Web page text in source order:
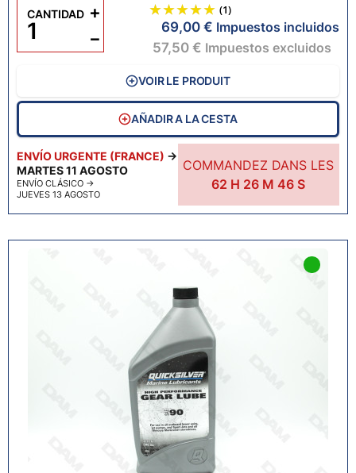
ENVÍO URGENTE (FRANCE) →
MARTES 11 AGOSTO
ENVÍO CLÁSICO →
JUEVES 13 AGOSTO
COMMANDEZ DANS LES
62 H 26 M45 S
(1)
69,00 € Impuestos incluidos
57,50 € Impuestos excluidos
CANTIDAD
−
+
VOIR LE PRODUIT
AÑADIR A LA CESTA